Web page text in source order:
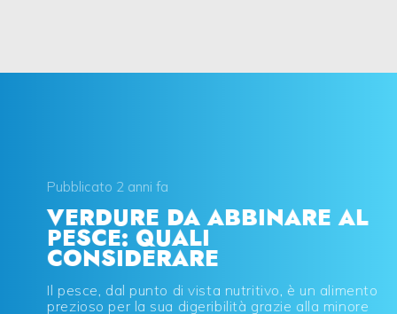
Pubblicato 2 anni fa
VERDURE DA ABBINARE AL
PESCE: QUALI
CONSIDERARE
Il pesce, dal punto di vista nutritivo, è un alimento
prezioso per la sua digeribilità grazie alla minore